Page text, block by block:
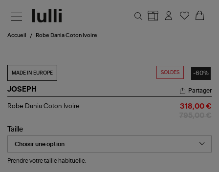
Accueil Robe Dania Coton Ivoire
SOLDES -60%
MADE IN EUROPE
JOSEPH
Robe
Ivoire
Partager
Robe Dania Coton Ivoire 318,00 €
Taille
Prendre votre taille habituelle.